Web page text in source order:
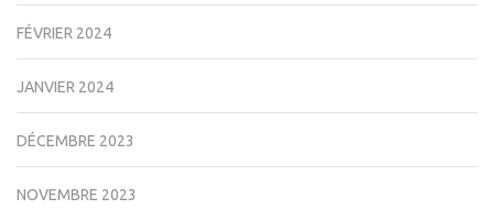
FÉVRIER 2024
JANVIER 2024
DÉCEMBRE 2023
NOVEMBRE 2023